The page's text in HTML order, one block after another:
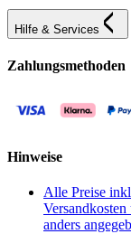
Hilfe & Services
Zahlungsmethoden
Hinweise
Alle Preise
anders